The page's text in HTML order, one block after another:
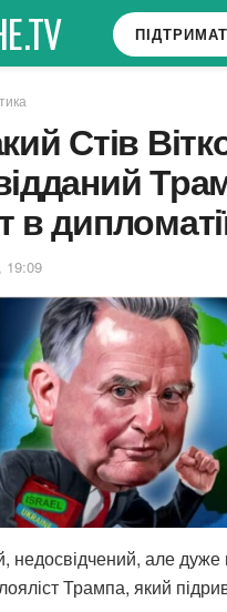
Стів
в
19:09
недосвідчений, але дуже
Трампа, який